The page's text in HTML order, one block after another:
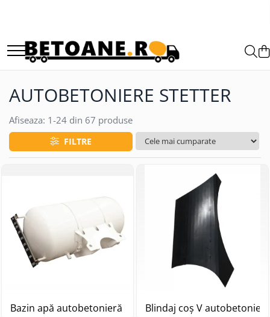
PIESE AUTOBETONIERE
AUTOBETONIERE STETTER
AUTOBETONIERE CIFA
AUTOBETONIERE KARENA
AUTOBETONIERE INTERMIX
AUTOBETONIERE PUTZMEISTER
AUTOBETONIERE STETTER
Afiseaza: 1-24 din 67 produse
FILTRE
Bazin apă autobetonieră StetterBlindaj coș V